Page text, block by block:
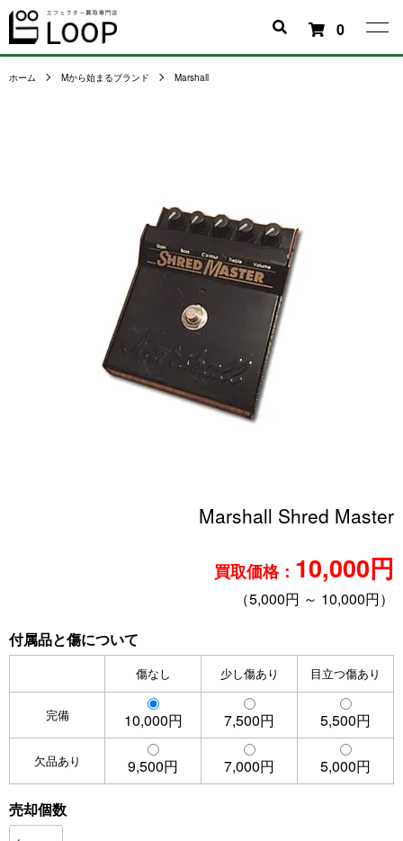
0
ホーム Mから始まるブランド Marshall
Marshall Shred Master
買取価格： 10,000円
（5,000円 ～ 10,000円）
付属品と傷について
傷なし 少し傷あり 目立つ傷あり
完備 10,000円 7,500円 5,500円
欠品あり 9,500円 7,000円 5,000円
売却個数